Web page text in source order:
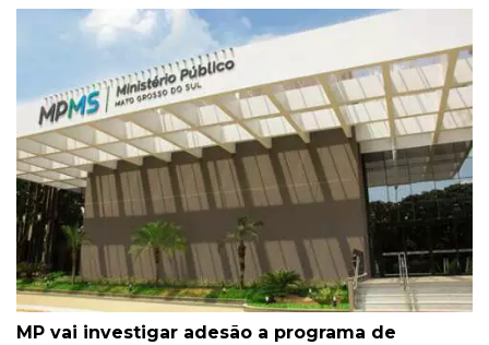
MP vai investigar adesão a programa de